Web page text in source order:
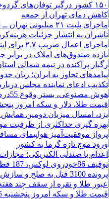
۱۵۰ کشور درگیر توفان‌های گردوخاک| خاورمیانه از کانون‌های اصلی این بحران جهانی است
کاهش دمای تهران از جمعه
ماجرای بلیت ۲۱ میلیونی تهران ــ اصفهان چه بود؟
ناشران به انتشار جزئیات
ماجرای اعمال ضریب ۲.۷ برای اینترنت بین‌الملل چیست؟
بازده صندوق‌های املاک در
رگبار پراکنده در نیمه شمالی
پیامدهای تجاوز به ایران؛ زیان حدود ۲۰۰ میلیون یورویی شرکت هواپیمایی
تکذیب ادعای نماینده مجلس
هوش مصنوعی، بستر وقوع 55درصد جرایم سایبری آفریقاست
قیمت طلا، دلار و سکه امروز پنجشنبه 15مرداد/ افزایش قیمت
یزد، امسال میزبان دومین
بهره گیری حداکثری از ظرفیت
پرواز موفقیت‌آمیز هواپیمای
ورود موج تازه گرما به کشور
اعدام با صندلی الکتریکی؛
توقیف 86خودروی لوکس، 187 قطعه زمین و 86 آپارتمان تراستی‌ها
پرونده 3100 قتل به صلح و سازش ختم شد
عبور طلا و نقره از سقف چند
قیمت طلا و سکه امروز پنجشنبه 15مرداد 1405/ افزایش همه قیمت ها + جدول